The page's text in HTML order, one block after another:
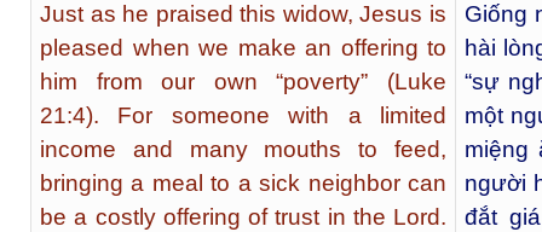
Just as he praised this widow, Jesus is
pleased when we make an offering to
him from our own “poverty” (Luke
21:4). For someone with a limited
income and many mouths to feed,
bringing a meal to a sick neighbor can
be a costly offering of trust in the Lord.
Giống
hài
“sự
một
miệng
người
đắt